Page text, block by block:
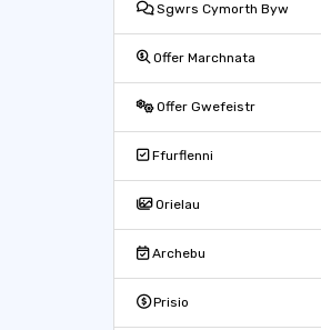
Sgwrs Cymorth Byw
Offer Marchnata
Offer Gwefeistr
Ffurflenni
Orielau
Archebu
Prisio